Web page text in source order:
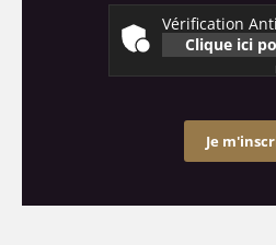
Vérification
Clique ici
Je